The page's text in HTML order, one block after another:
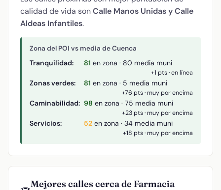
calidad de vida sonCalle Manos Unidas y Calle
Aldeas Infantiles.
Zona del POI vs media de Cuenca
Tranquilidad: 81 en zona · 80 media muni
+1 pts · en línea
Zonas verdes: 81 en zona · 5 media muni
+76 pts · muy por encima
Caminabilidad: 98 en zona · 75 media muni
+23 pts · muy por encima
Servicios: 52 en zona · 34 media muni
+18 pts · muy por encima
Mejores calles cerca de Farmacia